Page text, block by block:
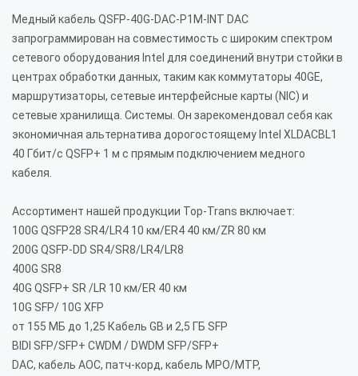
Медный кабель QSFP-40G-DAC-P1M-INT DAC
запрограммирован на совместимость с широким спектром
сетевого оборудования Intel для соединений внутри стойки в
центрах обработки данных, таким как коммутаторы 40GE,
маршрутизаторы, сетевые интерфейсные карты (NIC) и
сетевые хранилища. Системы. Он зарекомендовал себя как
экономичная альтернатива дорогостоящему Intel XLDACBL1
40 Гбит/с QSFP+ 1 м с прямым подключением медного
кабеля.
Ассортимент нашей продукции Top-Trans включает:
100G QSFP28 SR4/LR4 10 км/ER4 40 км/ZR 80 км
200G QSFP-DD SR4/SR8/LR4/LR8
400G SR8
40G QSFP+ SR /LR 10 км/ER 40 км
10G SFP/ 10G XFP
от 155 МБ до 1,25 Кабель GB и 2,5 ГБ SFP
BIDI SFP/SFP+ CWDM / DWDM SFP/SFP+
DAC, кабель AOC, патч-корд, кабель MPO/MTP,